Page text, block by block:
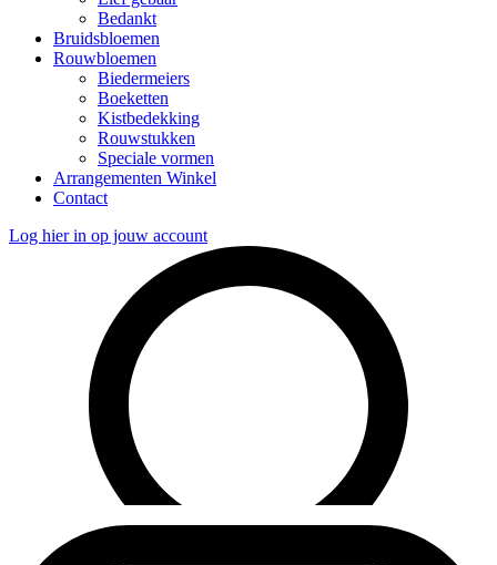
Bedankt
Bruidsbloemen
Rouwbloemen
Biedermeiers
Boeketten
Kistbedekking
Rouwstukken
Speciale vormen
Arrangementen Winkel
Contact
Log hier in op jouw account